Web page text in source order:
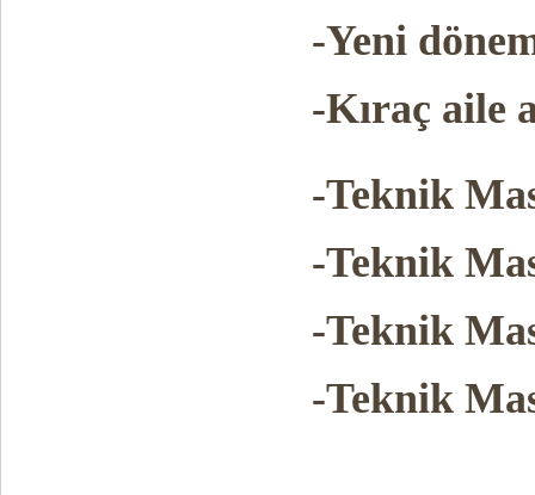
-Yeni
-Kıraç aile
-Teknik
-Teknik
-Teknik
-Teknik